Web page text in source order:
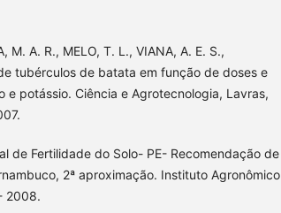
M. A. R., MELO, T. L., VIANA, A. E. S.,
tubérculos de batata em função de doses e
e potássio. Ciência e Agrotecnologia, Lavras,
de Fertilidade do Solo- PE- Recomendação de
2ª aproximação. Instituto Agronômico
2008.